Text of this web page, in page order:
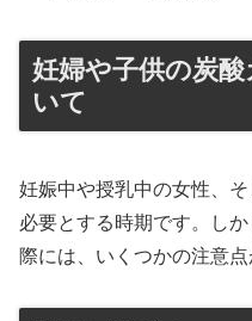
妊婦や子供の炭
いて
妊娠中や授乳中の女性、
必要とする時期です。し
際には、いくつかの注意点